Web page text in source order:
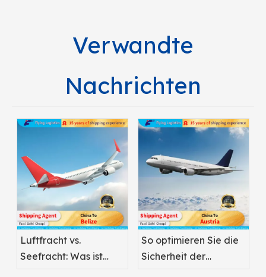
Verwandte
Nachrichten
Luftfracht vs.
Seefracht: Was ist
So optimieren Sie die
Sicherheit der